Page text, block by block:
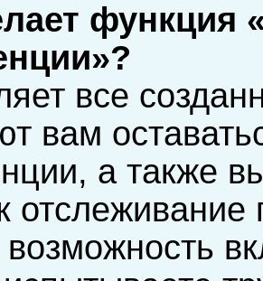
функция
все
вам
а также
возможность